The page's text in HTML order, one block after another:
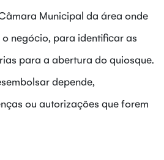
Municipal da área onde
negócio, para identificar as
para a abertura do quiosque.
depende,
ou autorizações que forem